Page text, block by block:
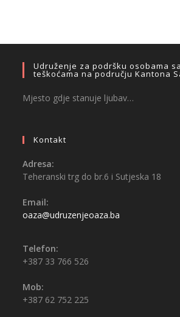
Udruženje za podršku osobama
teškoćama na području Kantona
Mjesto gdje stanuje ljubav…
Kontakt
Adresa:
Teheranski trg do br.6 i Sutjeska 18
Email:
oaza@udruzenjeoaza.ba
Telefon:
+387 33 766 526
Mob:
+387 62 752 225